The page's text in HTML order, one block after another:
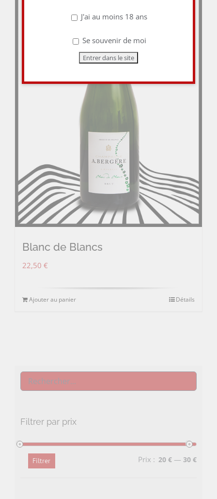
Blanc de Blancs
22,50 €
Ajouter au panier Détails
Filtrer par prix
Prix
Prix
Filtrer Prix : 20 € —30 €
J'ai au moins 18 ans
Se souvenir de moi